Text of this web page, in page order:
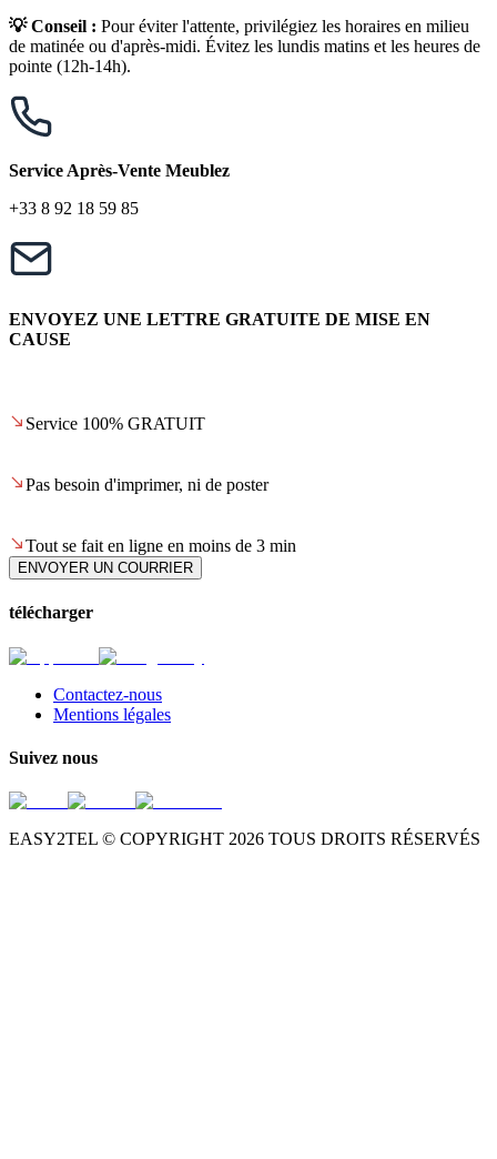
💡 Conseil : Pour éviter l'attente, privilégiez les horaires en milieu
de matinée ou d'après-midi. Évitez les lundis matins et les heures de
pointe (12h-14h).
Service Après-Vente Meublez
+33 8 92 18 59 85
ENVOYEZ UNE LETTRE GRATUITE DE MISE EN
CAUSE
Service 100% GRATUIT
Pas besoin d'imprimer, ni de poster
Tout se fait en ligne en moins de 3 min
ENVOYER UN COURRIER
télécharger
Contactez-nous
Mentions légales
Suivez nous
EASY2TEL © COPYRIGHT 2026 TOUS DROITS RÉSERVÉS